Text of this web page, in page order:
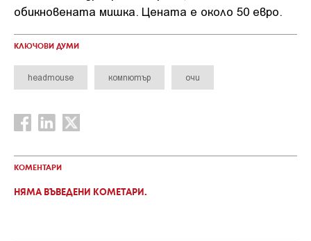
обикновената мишка. Цената е около 50 евро.
КЛЮЧОВИ ДУМИ
headmouse компютър очи
КОМЕНТАРИ
НЯМА ВЪВЕДЕНИ КОМЕТАРИ.